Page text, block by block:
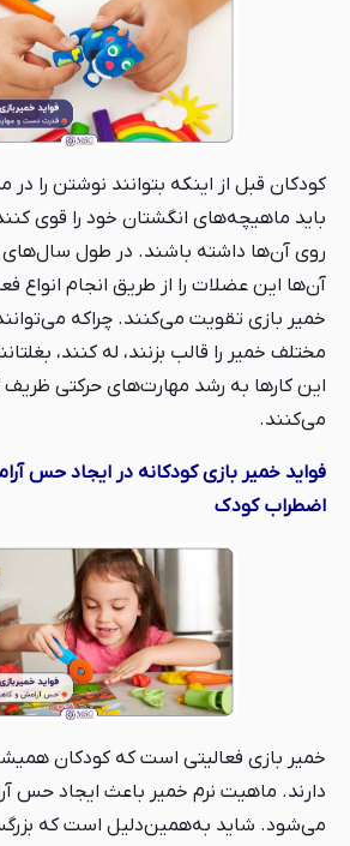
کودکان قبل از اینکه بتوانند نوشتن را در
باید ماهیچه‌های انگشتان خود را قوی
روی آن‌ها داشته باشند. در طول
آن‌ها این عضلات را از طریق انجام انواع
خمیر بازی تقویت می‌کنند. چراکه
مختلف خمیر را قالب بزنند، له کنند،
این کارها به رشد مهارت‌های حرکتی
می‌کنند.
فواید خمیر بازی کودکانه در ایجاد حس
اضطراب کودک
خمیر بازی فعالیتی است که کودکان
دارند. ماهیت نرم خمیر باعث ایجاد حس
می‌شود. شاید به‌همین‌دلیل است که